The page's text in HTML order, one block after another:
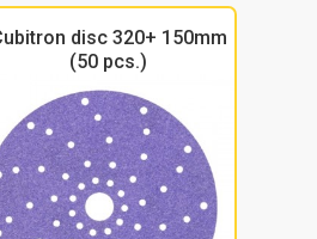
disc 320+ 150mm
(50 pcs.)